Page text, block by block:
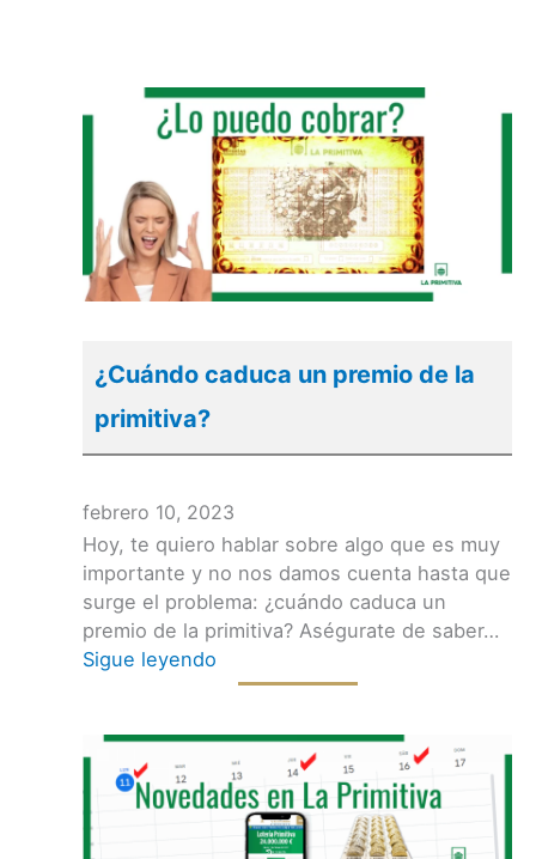
¿Cuándo caduca un premio de la
primitiva?
febrero 10, 2023
Hoy, te quiero hablar sobre algo que es muy
importante y no nos damos cuenta hasta que
surge el problema: ¿cuándo caduca un
premio de la primitiva? Aségurate de saber…
Sigue leyendo